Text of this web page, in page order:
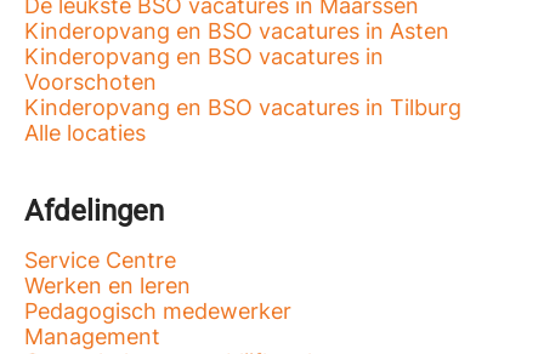
De leukste BSO vacatures in Maarssen
Kinderopvang en BSO vacatures in Asten
Kinderopvang en BSO vacatures in
Voorschoten
Kinderopvang en BSO vacatures in Tilburg
Alle locaties
Afdelingen
Service Centre
Werken en leren
Pedagogisch medewerker
Management